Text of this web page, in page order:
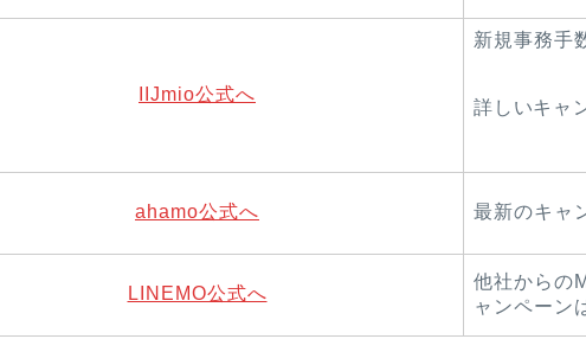
IIJmio公式へ
新規事務手
詳しいキャ
ahamo公式へ 最新のキャ
LINEMO公式へ
他社からの
ャンペーン